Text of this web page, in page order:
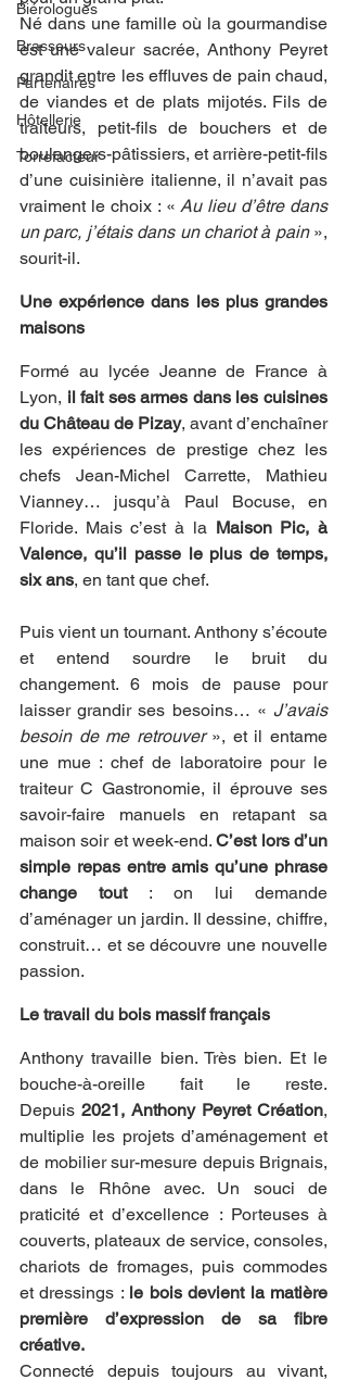
Biérologues
Brasseurs
Partenaires
Hôtellerie
Torrefacteur
Né dans une famille où la gourmandise
est une valeur sacrée, Anthony Peyret
grandit entre les effluves de pain chaud,
de viandes et de plats mijotés. Fils de
traiteurs, petit-fils de bouchers et de
boulangers-pâtissiers, et arrière-petit-fils
d’une cuisinière italienne, il n’avait pas
vraiment le choix : « Au lieu d’être dans
un parc, j’étais dans un chariot à pain »,
sourit-il.
Une expérience dans les plus grandes
maisons
Formé au lycée Jeanne de France à
Lyon, il fait ses armes dans les cuisines
du Château de Pizay, avant d’enchaîner
les expériences de prestige chez les
chefs Jean-Michel Carrette, Mathieu
Vianney… jusqu’à Paul Bocuse, en
Floride. Mais c’est à la Maison Pic, à
Valence, qu’il passe le plus de temps,
six ans, en tant que chef.
Puis vient un tournant. Anthony s’écoute
et entend sourdre le bruit du
changement. 6 mois de pause pour
laisser grandir ses besoins… « J’avais
besoin de me retrouver », et il entame
une mue : chef de laboratoire pour le
traiteur C Gastronomie, il éprouve ses
savoir-faire manuels en retapant sa
maison soir et week-end. C’est lors d’un
simple repas entre amis qu’une phrase
change tout : on lui demande
d’aménager un jardin. Il dessine, chiffre,
construit… et se découvre une nouvelle
passion.
Le travail du bois massif français
Anthony travaille bien. Très bien. Et le
bouche-à-oreille fait le reste.
Depuis 2021, Anthony Peyret Création,
multiplie les projets d’aménagement et
de mobilier sur-mesure depuis Brignais,
dans le Rhône avec. Un souci de
praticité et d’excellence : Porteuses à
couverts, plateaux de service, consoles,
chariots de fromages, puis commodes
et dressings : le bois devient la matière
première d’expression de sa fibre
créative.
Connecté depuis toujours au vivant,